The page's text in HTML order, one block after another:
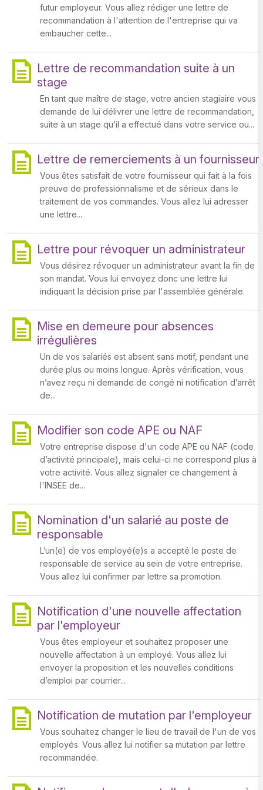
futur employeur. Vous allez rédiger une lettre de
recommandation à l'attention de l'entreprise qui va
embaucher cette...
Lettre de recommandation suite à un
stage
En tant que maître de stage, votre ancien stagiaire vous
demande de lui délivrer une lettre de recommandation,
suite à un stage qu’il a effectué dans votre service ou...
Lettre de remerciements à un fournisseur
Vous êtes satisfait de votre fournisseur qui fait à la fois
preuve de professionnalisme et de sérieux dans le
traitement de vos commandes. Vous allez lui adresser
une lettre...
Lettre pour révoquer un administrateur
Vous désirez révoquer un administrateur avant la fin de
son mandat. Vous lui envoyez donc une lettre lui
indiquant la décision prise par l'assemblée générale.
Mise en demeure pour absences
irrégulières
Un de vos salariés est absent sans motif, pendant une
durée plus ou moins longue. Après vérification, vous
n’avez reçu ni demande de congé ni notification d’arrêt
de...
Modifier son code APE ou NAF
Votre entreprise dispose d'un code APE ou NAF (code
d’activité principale), mais celui-ci ne correspond plus à
votre activité. Vous allez signaler ce changement à
l'INSEE de...
Nomination d'un salarié au poste de
responsable
L’un(e) de vos employé(e)s a accepté le poste de
responsable de service au sein de votre entreprise.
Vous allez lui confirmer par lettre sa promotion.
Notification d'une nouvelle affectation
par l'employeur
Vous êtes employeur et souhaitez proposer une
nouvelle affectation à un employé. Vous allez lui
envoyer la proposition et les nouvelles conditions
d’emploi par courrier...
Notification de mutation par l'employeur
Vous souhaitez changer le lieu de travail de l'un de vos
employés. Vous allez lui notifier sa mutation par lettre
recommandée.